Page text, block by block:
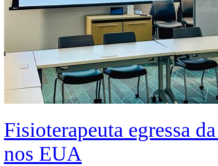
Fisioterapeuta egressa
nos EUA